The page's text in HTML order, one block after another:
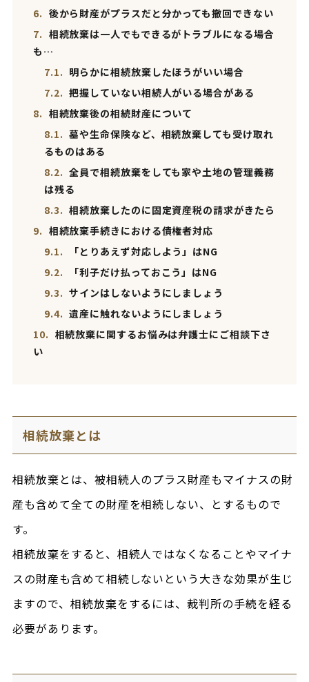
6. 後から財産がプラスだと分かっても撤回できない
7. 相続放棄は一人でもできるがトラブルになる場合
も…
7.1. 明らかに相続放棄したほうがいい場合
7.2. 把握していない相続人がいる場合がある
8. 相続放棄後の相続財産について
8.1. 墓や生命保険など、相続放棄しても受け取れ
るものはある
8.2. 全員で相続放棄をしても家や土地の管理義務
は残る
8.3. 相続放棄したのに固定資産税の請求がきたら
9. 相続放棄手続きにおける債権者対応
9.1.
「とりあえず対応しよう」はNG
9.2.
「利子だけ払っておこう」はNG
9.3. サインはしないようにしましょう
9.4. 遺産に触れないようにしましょう
10. 相続放棄に関するお悩みは弁護士にご相談下さ
い
相続放棄とは
相続放棄とは、被相続人のプラス財産もマイナスの財
産も含めて全ての財産を相続しない、とするもので
す。
相続放棄をすると、相続人ではなくなることやマイナ
スの財産も含めて相続しないという大きな効果が生じ
ますので、相続放棄をするには、裁判所の手続を経る
必要があります。